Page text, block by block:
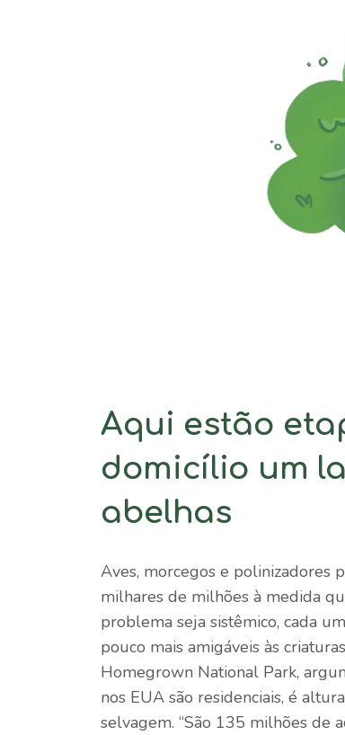
Aqui estão
domicílio um
abelhas
Aves, morcegos e polinizadores
milhares de milhões à medida
problema seja sistêmico, cada
pouco mais amigáveis ​​às
Homegrown National Park,
nos EUA são residenciais, é
selvagem. “São 135 milhões de